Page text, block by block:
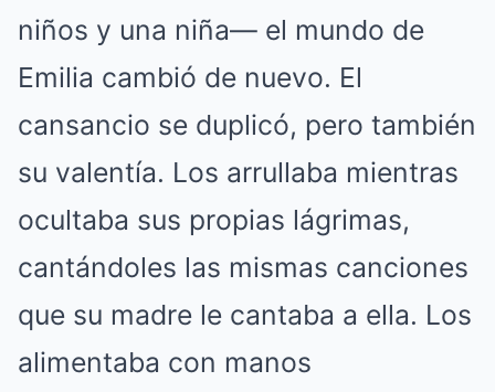
niños y una niña— el mundo de
Emilia cambió de nuevo. El
cansancio se duplicó, pero también
su valentía. Los arrullaba mientras
ocultaba sus propias lágrimas,
cantándoles las mismas canciones
que su madre le cantaba a ella. Los
alimentaba con manos